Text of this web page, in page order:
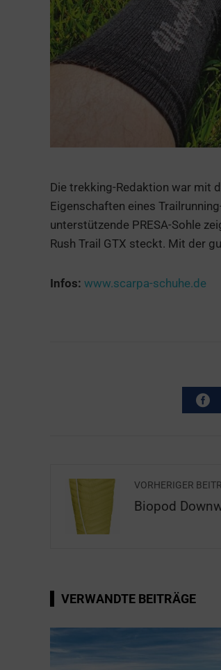
Die trekking-Redaktion war mit
Eigenschaften eines
unterstützende PRESA-Sohle
Rush Trail GTX steckt. Mit der
Infos: www.scarpa-schuhe.de
VORHERIGER
Biopod
VERWANDTE BEITRÄGE